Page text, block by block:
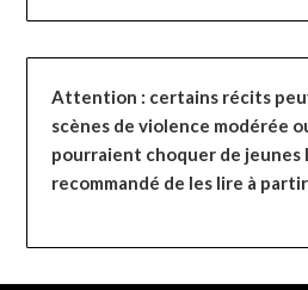
Attention : certains récits
scènes de violence modérée
pourraient choquer de jeunes
recommandé de les lire à partir